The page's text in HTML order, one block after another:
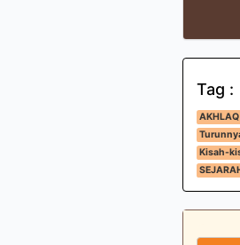
Tag :
Kisah-